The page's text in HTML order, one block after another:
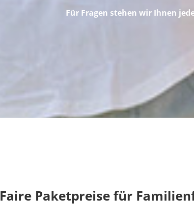
Für Fragen stehen wir Ihnen
Faire Paketpreise für